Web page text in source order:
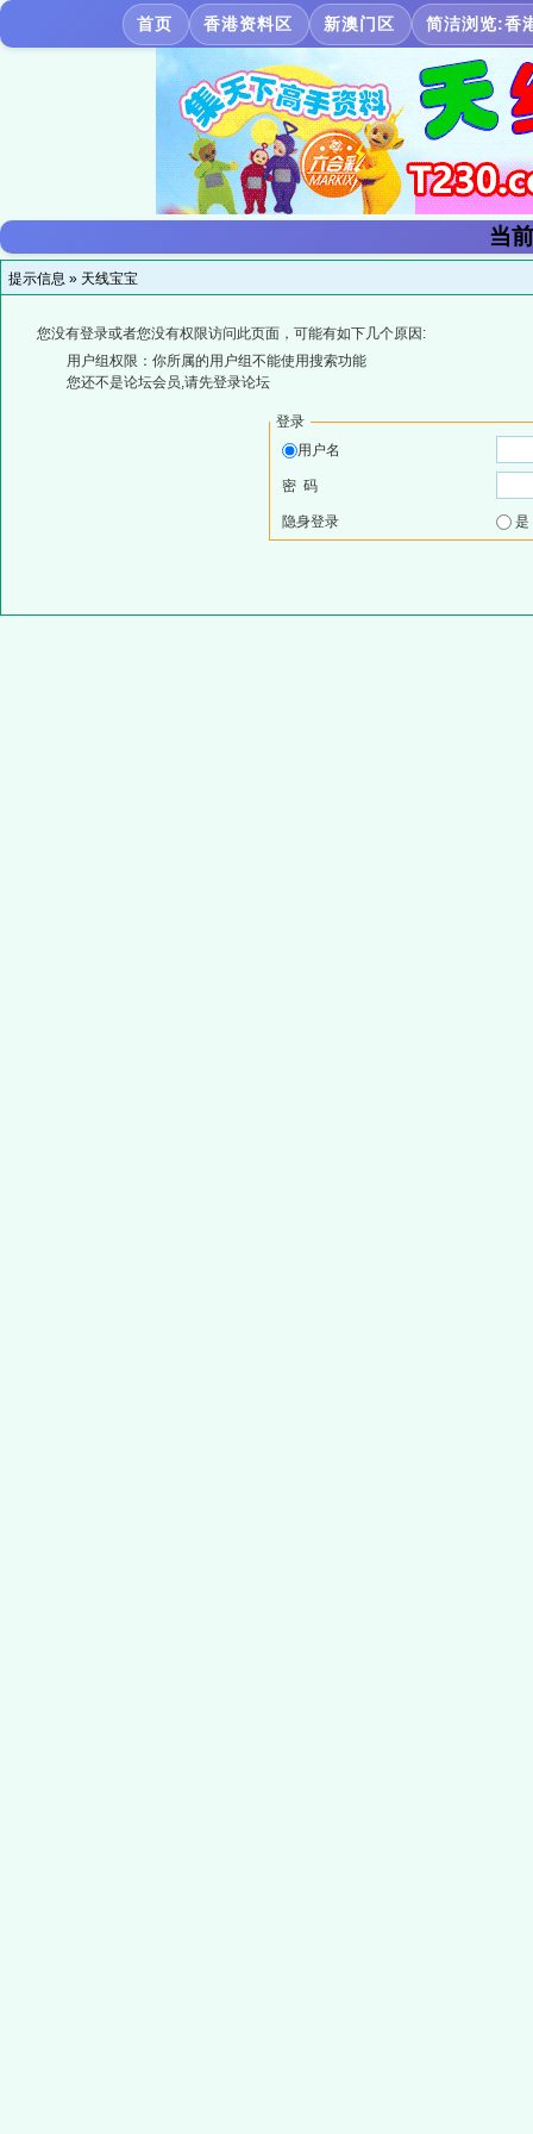
首页 香港资料区 新澳门区 简洁浏览:香
当
提示信息 » 天线宝宝
您没有登录或者您没有权限访问此页面，可能有如下几个原因:
用户组权限：你所属的用户组不能使用搜索功能
您还不是论坛会员,请先登录论坛
登录
用户名
密 码
隐身登录